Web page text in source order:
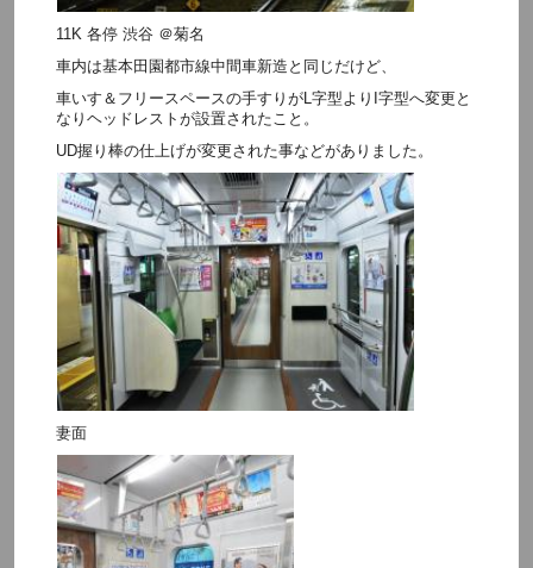
11K 各停 渋谷 ＠菊名
車内は基本田園都市線中間車新造と同じだけど、
車いす＆フリースペースの手すりがL字型よりI字型へ変更と
なりヘッドレストが設置されたこと。
UD握り棒の仕上げが変更された事などがありました。
妻面